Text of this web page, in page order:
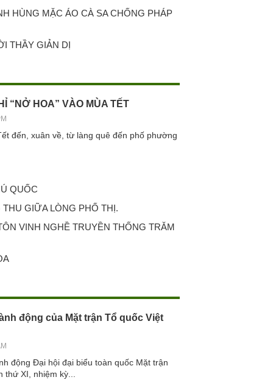
HÙNG MẶC ÁO CÀ SA CHỐNG PHÁP
THẦY GIẢN DỊ
“NỞ HOA” VÀO MÙA TẾT
đến, xuân về, từ làng quê đến phố phường
QUỐC
GIỮA LÒNG PHỐ THỊ.
VINH NGHỀ TRUYỀN THỐNG TRĂM
động của Mặt trận Tổ quốc Việt
động Đại hội đại biểu toàn quốc Mặt trận
thứ XI, nhiệm kỳ...